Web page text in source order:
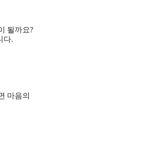
될까요?
다.
마음의